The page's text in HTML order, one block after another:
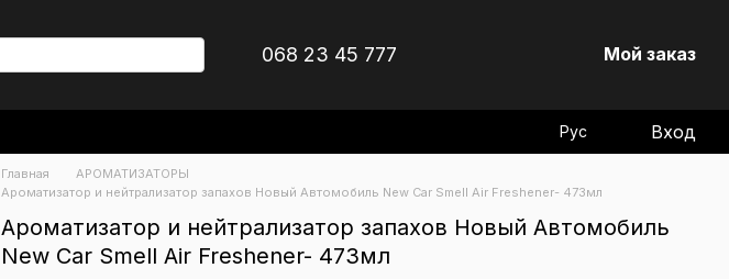
068 23 45 777 Мой заказ
Рус Вход
Главная
АРОМАТИЗАТОРЫ
Ароматизатор и нейтрализатор запахов Новый Автомобиль New Car Smell Air Freshener- 473мл
Ароматизатор и нейтрализатор запахов Новый Автомобиль
New Car Smell Air Freshener- 473мл